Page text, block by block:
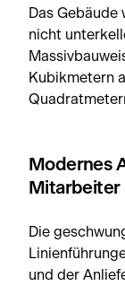
Das
nicht
Kubikmetern
Modernes
Mitarbeiter
Die
und der